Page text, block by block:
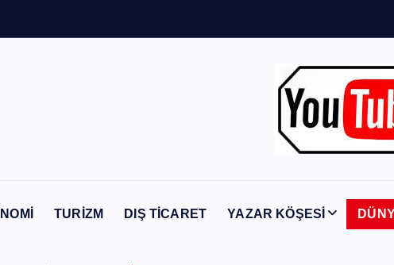
TURİZM DIŞ TİCARET YAZAR KÖŞESİ